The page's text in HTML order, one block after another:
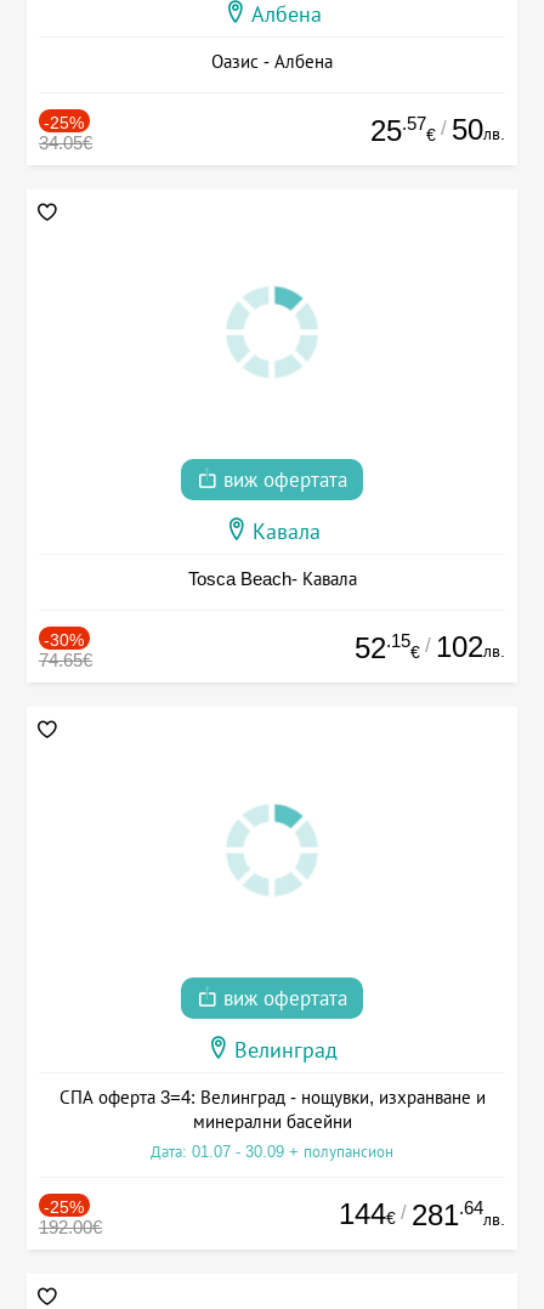
Албена
Оазис - Албена
-25%
34.05€ 25.57
€ / 50лв.
виж офертата
Кавала
Tosca Beach- Кавала
-30%
74.65€ 52.15
€ / 102лв.
виж офертата
Велинград
СПА оферта 3=4: Велинград - нощувки, изхранване и
минерални басейни
Дата: 01.07 - 30.09 + полупансион
-25%
192.00€ 144€ / 281.64
лв.